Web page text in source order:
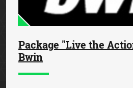
Package "Live the
Bwin